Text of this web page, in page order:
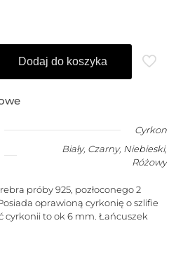
Dodaj do koszyka
Cyrkon
Biały, Czarny, Niebieski,
Różowy
próby 925, pozłoconego 2
oprawioną cyrkonię o szlifie
cyrkonii to ok 6 mm. Łańcuszek